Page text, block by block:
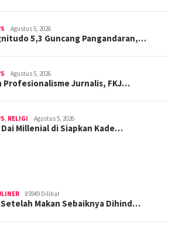
Agustus 5, 2026
5,3 Guncang Pangandaran,…
Agustus 5, 2026
Profesionalisme Jurnalis, FKJ…
, RELIGI Agustus 5, 2026
Millenial di Siapkan Kade…
85949 Dilihat
Setelah Makan Sebaiknya Dihind…